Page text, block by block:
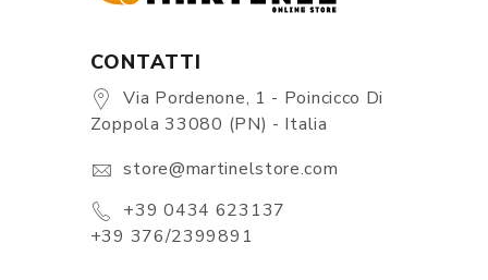
CONTATTI
Via Pordenone, 1 - Poincicco Di
Zoppola 33080 (PN) - Italia
store@martinelstore.com
+39 0434 623137
+39 376/2399891